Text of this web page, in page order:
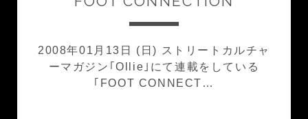
2008年01月13日 (日) ストリートカルチャ
ーマガジン｢Ollie｣にて連載をしている
｢FOOT CONNECT…